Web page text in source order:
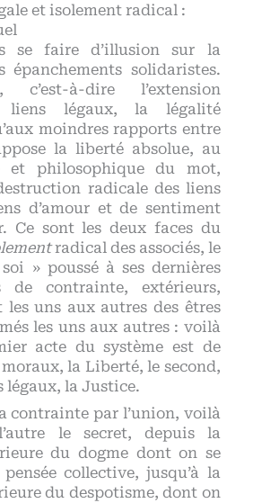
et isolement radical :
se faire d’illusion sur la
épanchements solidaristes.
à-dire l’extension
liens légaux, la légalité
moindres rapports entre
la liberté absolue, au
et philosophique du mot,
radicale des liens
d’amour et de sentiment
Ce sont les deux faces du
radical des associés, le
» poussé à ses dernières
contrainte, extérieurs,
uns aux autres des êtres
les uns aux autres : voilà
acte du système est de
la Liberté, le second,
légaux, la Justice.
contrainte par l’union, voilà
le secret, depuis la
du dogme dont on se
collective, jusqu’à la
du despotisme, dont on